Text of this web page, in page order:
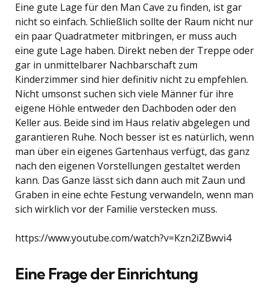
Eine gute Lage für den Man Cave zu finden, ist gar
nicht so einfach. Schließlich sollte der Raum nicht nur
ein paar Quadratmeter mitbringen, er muss auch
eine gute Lage haben. Direkt neben der Treppe oder
gar in unmittelbarer Nachbarschaft zum
Kinderzimmer sind hier definitiv nicht zu empfehlen.
Nicht umsonst suchen sich viele Männer für ihre
eigene Höhle entweder den Dachboden oder den
Keller aus. Beide sind im Haus relativ abgelegen und
garantieren Ruhe. Noch besser ist es natürlich, wenn
man über ein eigenes Gartenhaus verfügt, das ganz
nach den eigenen Vorstellungen gestaltet werden
kann. Das Ganze lässt sich dann auch mit Zaun und
Graben in eine echte Festung verwandeln, wenn man
sich wirklich vor der Familie verstecken muss.
https://www.youtube.com/watch?v=Kzn2iZBwvi4
Eine Frage der Einrichtung